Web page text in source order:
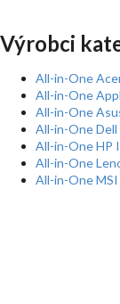
Výrobci
All-in-One
All-in-One
All-in-One
All-in-One Dell
All-in-One HP
All-in-One
All-in-One MSI